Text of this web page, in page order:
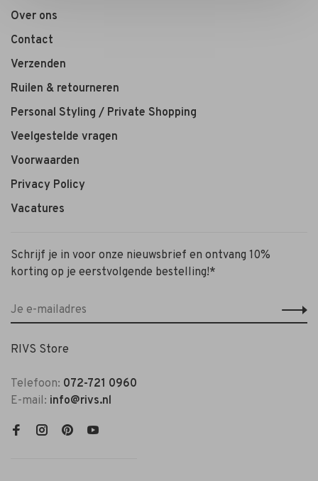
Over ons
Contact
Verzenden
Ruilen & retourneren
Personal Styling / Private Shopping
Veelgestelde vragen
Voorwaarden
Privacy Policy
Vacatures
Schrijf je in voor onze nieuwsbrief en ontvang 10%
korting op je eerstvolgende bestelling!*
RIVS Store
Telefoon: 072-721 0960
E-mail: info@rivs.nl